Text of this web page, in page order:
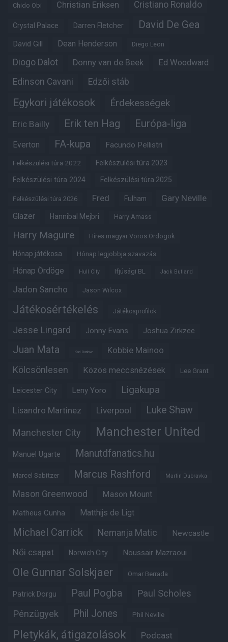
Chido Obi Christian Eriksen Cristiano Ronaldo
Crystal Palace Darren Fletcher David De Gea
David Gill Dean Henderson Diego Leon
Diogo Dalot Donny van de Beek Ed Woodward
Edinson Cavani Edzői stáb
Egykori játékosok Érdekességek
Eric Bailly Erik ten Hag Európa-liga
Everton FA-kupa Facundo Pellistri
Felkészülési túra 2022 Felkészülési túra 2023
Felkészülési túra 2024 Felkészülési túra 2025
Felkészülési túra 2026 Fred Fulham Gary Neville
Glazer Hannibal Mejbri Harry Amass
Harry Maguire Híres magyar Vörös Ördögök
Hónap játékosa Hónap legjobbja szavazás
Hónap Ördöge Hull City Ifjúsági BL Jack Butland
Jadon Sancho Jason Wilcox
Játékosértékelés Játékosprofilok
Jesse Lingard Jonny Evans Joshua Zirkzee
Juan Mata Karl Darlow Kobbie Mainoo
Kölcsönlesen Közös meccsnézések Lee Grant
Leicester City Leny Yoro Ligakupa
Lisandro Martinez Liverpool Luke Shaw
Manchester City Manchester United
Manuel Ugarte Manutdfanatics.hu
Marcel Sabitzer Marcus Rashford Martin Dubravka
Mason Greenwood Mason Mount
Matheus Cunha Matthijs de Ligt
Michael Carrick Nemanja Matic Newcastle
Női csapat Norwich City Noussair Mazraoui
Ole Gunnar Solskjaer Omar Berrada
Patrick Dorgu Paul Pogba Paul Scholes
Pénzügyek Phil Jones Phil Neville
Pletykák, átigazolások Podcast